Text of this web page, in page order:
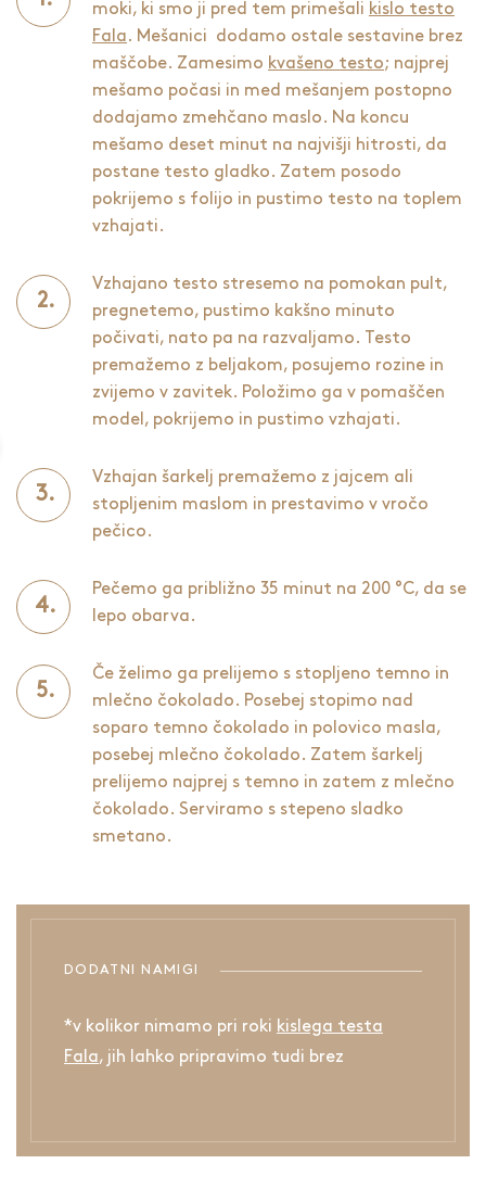
moki, ki smo ji pred tem primešali kislo testo
Fala . Mešanici dodamo ostale sestavine brez
maščobe. Zamesimo kvašeno testo; najprej
mešamo počasi in med mešanjem postopno
dodajamo zmehčano maslo. Na koncu
mešamo deset minut na najvišji hitrosti, da
postane testo gladko. Zatem posodo
pokrijemo s folijo in pustimo testo na toplem
vzhajati.
Vzhajano testo stresemo na pomokan pult,
pregnetemo, pustimo kakšno minuto
počivati, nato pa na razvaljamo. Testo
premažemo z beljakom, posujemo rozine in
zvijemo v zavitek. Položimo ga v pomaščen
model, pokrijemo in pustimo vzhajati.
Vzhajan šarkelj premažemo z jajcem ali
stopljenim maslom in prestavimo v vročo
pečico.
Pečemo ga približno 35 minut na 200 °C, da se
lepo obarva.
Če želimo ga prelijemo s stopljeno temno in
mlečno čokolado. Posebej stopimo nad
soparo temno čokolado in polovico masla,
posebej mlečno čokolado. Zatem šarkelj
prelijemo najprej s temno in zatem z mlečno
čokolado. Serviramo s stepeno sladko
smetano.
DODATNI NAMIGI
*v kolikor nimamo pri roki kislega testa
Fala, jih lahko pripravimo tudi brez